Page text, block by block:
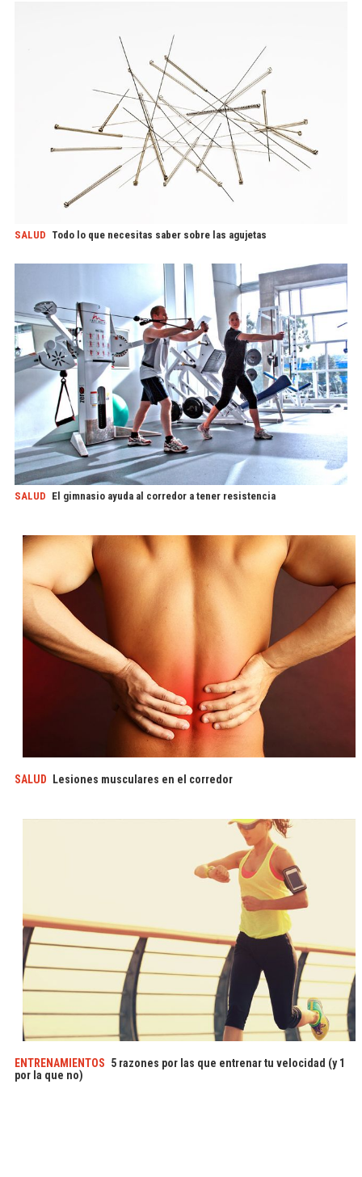
SALUD Todo lo que necesitas saber sobre las agujetas
SALUD El gimnasio ayuda al corredor a tener resistencia
SALUD Lesiones musculares en el corredor
ENTRENAMIENTOS 5 razones por las que entrenar tu velocidad (y 1
por la que no)